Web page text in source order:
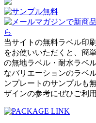
当サイトの無料ラベル印
をお使いいただくと、簡
の無地ラベル・耐水ラベ
なバリエーションのラベ
ンプレートのサンプルも
ザインの参考にぜひご利